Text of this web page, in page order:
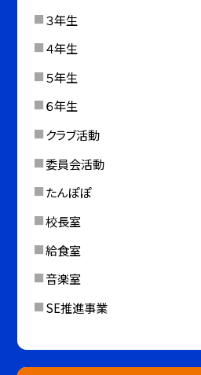
３年生
４年生
５年生
６年生
クラブ活動
委員会活動
たんぽぽ
校長室
給食室
音楽室
SE推進事業